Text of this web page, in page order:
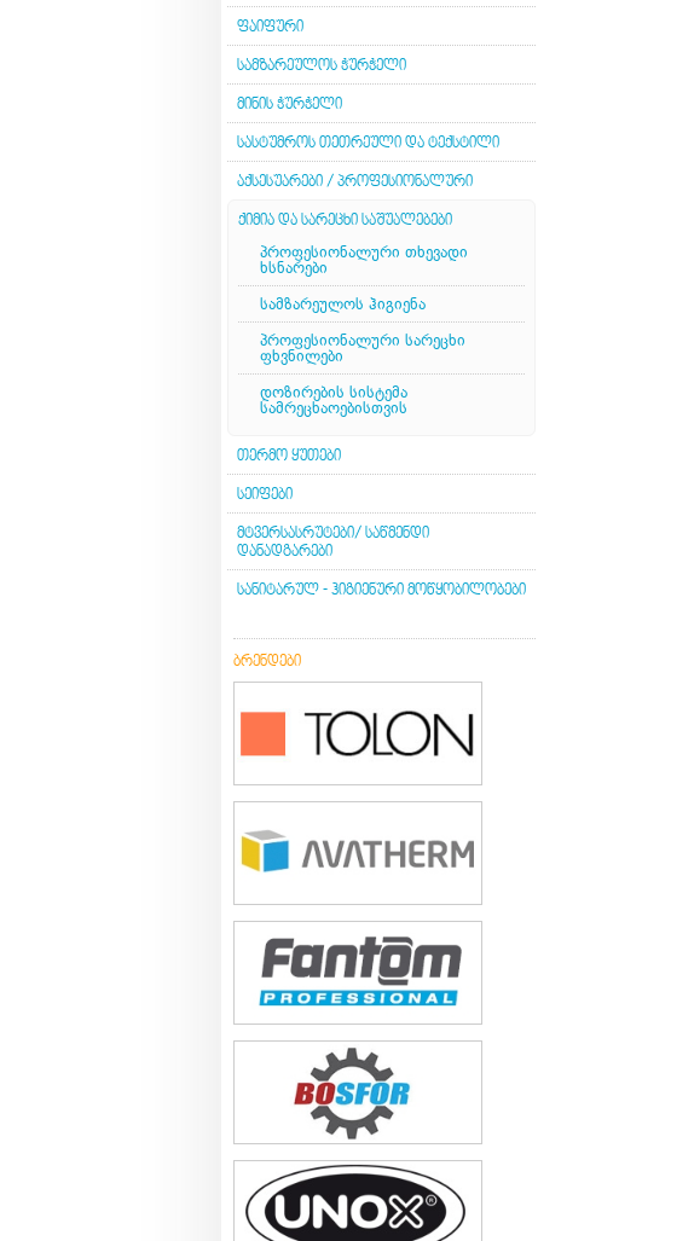
ᲤᲐᲘᲤᲣᲠᲘ
ᲡᲐᲛᲖᲐᲠᲔᲣᲚᲝᲡ ᲭᲣᲠᲭᲔᲚᲘ
ᲛᲘᲜᲘᲡ ᲭᲣᲠᲭᲔᲚᲘ
ᲡᲐᲡᲢᲣᲛᲠᲝᲡ ᲗᲔᲗᲠᲔᲣᲚᲘ ᲓᲐ ᲢᲔᲥᲡᲢᲘᲚᲘ
ᲐᲥᲡᲔᲡᲣᲐᲠᲔᲑᲘ / ᲞᲠᲝᲤᲔᲡᲘᲝᲜᲐᲚᲣᲠᲘ
ᲥᲘᲛᲘᲐ ᲓᲐ ᲡᲐᲠᲔᲪᲮᲘ ᲡᲐᲨᲣᲐᲚᲔᲑᲔᲑᲘ
პროფესიონალური თხევადი
ხსნარები
სამზარეულოს ჰიგიენა
პროფესიონალური სარეცხი
ფხვნილები
დოზირების სისტემა
სამრეცხაოებისთვის
ᲗᲔᲠᲛᲝ ᲧᲣᲗᲔᲑᲘ
ᲡᲔᲘᲤᲔᲑᲘ
ᲛᲢᲕᲔᲠᲡᲐᲡᲠᲣᲢᲔᲑᲘ/ ᲡᲐᲬᲛᲔᲜᲓᲘ
ᲓᲐᲜᲐᲓᲒᲐᲠᲔᲑᲘ
ᲡᲐᲜᲘᲢᲐᲠᲣᲚ - ᲰᲘᲒᲘᲔᲜᲣᲠᲘ ᲛᲝᲬᲧᲝᲑᲘᲚᲝᲑᲔᲑᲘ
ᲑᲠᲔᲜᲓᲔᲑᲘ